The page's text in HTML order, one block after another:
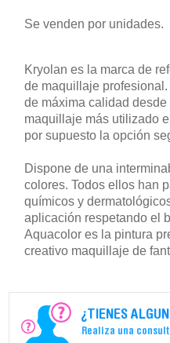
Se venden por unidades.
Kryolan es la marca de
de maquillaje
de máxima calidad desde
maquillaje más utilizado
por supuesto la opción
Dispone de una
colores. Todos ellos han
químicos y
aplicación respetando el
Aquacolor es la pintura
creativo maquillaje de
¿TIENES
Realiza una